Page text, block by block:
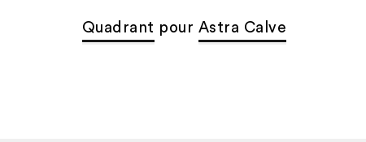
Quadrant pour Astra Calve